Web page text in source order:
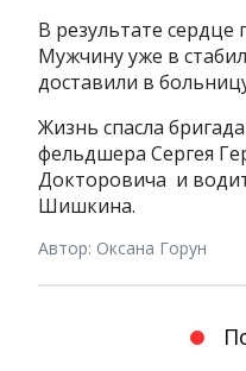
В результате сердце
Мужчину уже в
доставили в
Жизнь спасла
фельдшера Сергея
Докторовича и
Шишкина.
Автор: Оксана Горун